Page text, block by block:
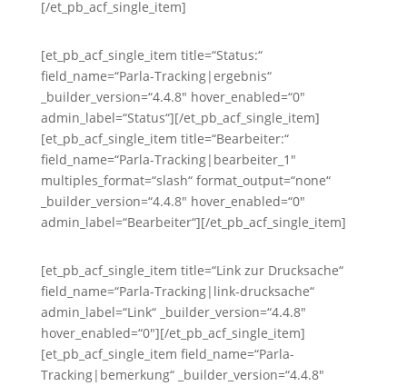
[/et_pb_acf_single_item]
[et_pb_acf_single_item title=“Status:“
field_name=“Parla-Tracking|ergebnis“
_builder_version=“4.4.8″ hover_enabled=“0″
admin_label=“Status“][/et_pb_acf_single_item]
[et_pb_acf_single_item title=“Bearbeiter:“
field_name=“Parla-Tracking|bearbeiter_1″
multiples_format=“slash“ format_output=“none“
_builder_version=“4.4.8″ hover_enabled=“0″
admin_label=“Bearbeiter“][/et_pb_acf_single_item]
[et_pb_acf_single_item title=“Link zur Drucksache“
field_name=“Parla-Tracking|link-drucksache“
admin_label=“Link“ _builder_version=“4.4.8″
hover_enabled=“0″][/et_pb_acf_single_item]
[et_pb_acf_single_item field_name=“Parla-
Tracking|bemerkung“ _builder_version=“4.4.8″